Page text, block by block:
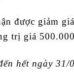
được giảm
trị giá
hết ngày 31/